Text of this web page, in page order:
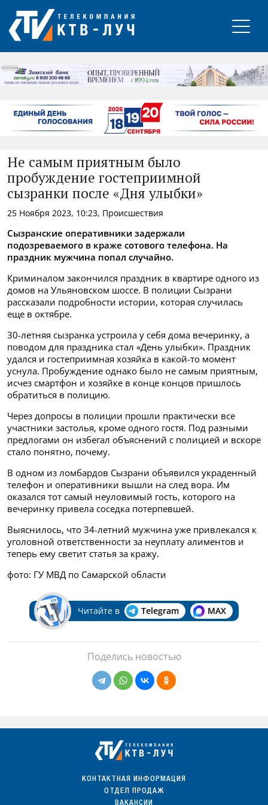
РЕКЛАМА
Не самым приятным было
пробуждение гостеприимной
сызранки после «Дня улыбки»
25 Ноября 2023, 10:23, Происшествия
Сызранские оперативники задержали
подозреваемого в краже сотового телефона. На
праздник мужчина попал случайно.
Криминалом закончился праздник в квартире одного из
домов на Ульяновском шоссе. В полиции Сызрани
рассказали подробности истории, которая случилась
еще в октябре.
30-летняя сызранка устроила у себя дома вечеринку, а
поводом для праздника стал «День улыбки». Праздник
удался и гостеприимная хозяйка в какой-то момент
уснула. Пробуждение однако было не самым приятным,
исчез смартфон и хозяйке в конце концов пришлось
обратиться в полицию.
Через допросы в полиции прошли практически все
участники застолья, кроме одного гостя. Под разными
предлогами он избегал объяснений с полицией и вскоре
стало понятно, почему.
В одном из ломбардов Сызрани объявился украденный
телефон и оперативники вышли на след вора. Им
оказался тот самый неуловимый гость, которого на
вечеринку привела соседка потерпевшей.
Выяснилось, что 34-летний мужчина уже привлекался к
уголовной ответственности за неуплату алиментов и
теперь ему светит статья за кражу.
фото: ГУ МВД по Самарской области
Читайте в Telegram MAX
Поделись новостью
КОНТАКТНАЯ ИНФОРМАЦИЯ
ОТДЕЛ ПРОДАЖ
ВАКАНСИИ